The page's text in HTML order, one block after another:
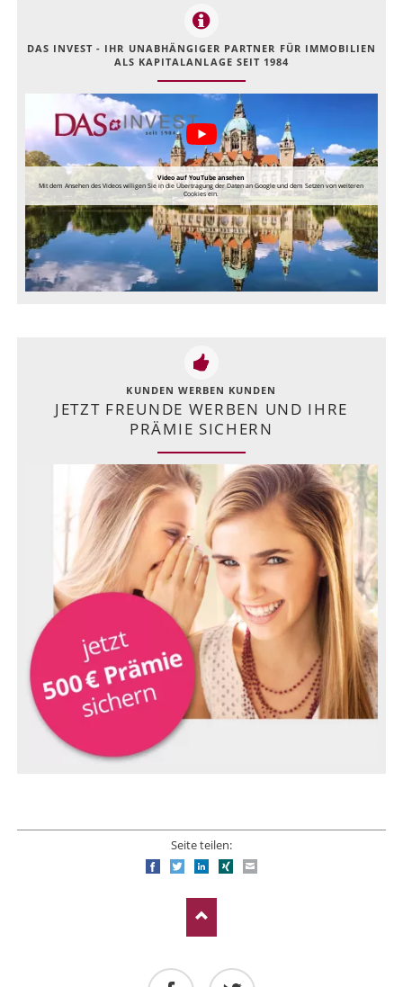
DAS INVEST - IHR UNABHÄNGIGER PARTNER FÜR IMMOBILIEN
ALS KAPITALANLAGE SEIT 1984
Video auf YouTube ansehen
Mit dem Ansehen des Videos willigen Sie in die Übertragung der Daten an Google und dem Setzen von weiteren
Cookies ein.
KUNDEN WERBEN KUNDEN
JETZT FREUNDE WERBEN UND IHRE
PRÄMIE SICHERN
Seite teilen:
FacebookTwitterLinkedIn
Xing